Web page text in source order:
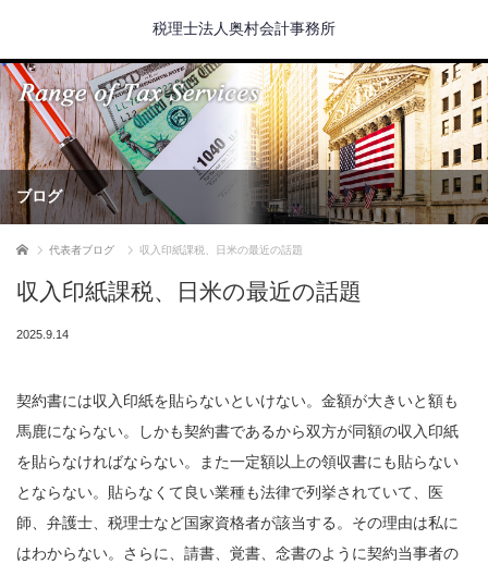
税理士法人奥村会計事務所
ブログ
ホーム 代表者ブログ 収入印紙課税、日米の最近の話題
収入印紙課税、日米の最近の話題
2025.9.14
契約書には収入印紙を貼らないといけない。金額が大きいと額も
馬鹿にならない。しかも契約書であるから双方が同額の収入印紙
を貼らなければならない。また一定額以上の領収書にも貼らない
とならない。貼らなくて良い業種も法律で列挙されていて、医
師、弁護士、税理士など国家資格者が該当する。その理由は私に
はわからない。さらに、請書、覚書、念書のように契約当事者の